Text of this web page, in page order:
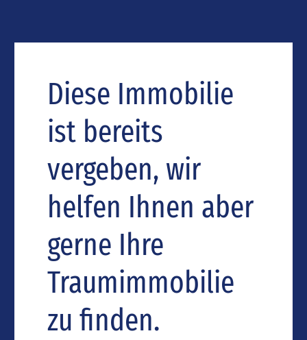
Diese Immobilie
ist bereits
vergeben, wir
helfen Ihnen aber
gerne Ihre
Traumimmobilie
zu finden.